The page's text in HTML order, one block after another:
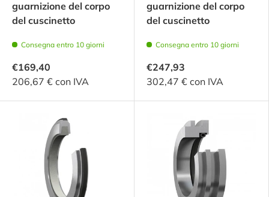
guarnizione del corpo
del cuscinetto
Consegna entro 10 giorni
€169,40
206,67 € con IVA
guarnizione del corpo
del cuscinetto
Consegna entro 10 giorni
€247,93
302,47 € con IVA